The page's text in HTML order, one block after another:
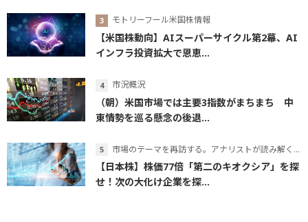
モトリーフール米国株情報
【米国株動向】AIスーパーサイクル第2幕、AI
インフラ投資拡大で恩恵...
市況概況
（朝）米国市場では主要3指数がまちまち 中
東情勢を巡る懸念の後退...
市場のテーマを再訪する。アナリストが読み解くテーマの本質
【日本株】株価77倍「第二のキオクシア」を探
せ！次の大化け企業を探...